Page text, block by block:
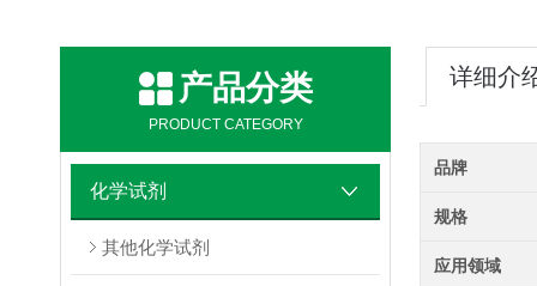
产品分类
PRODUCT CATEGORY
化学试剂
其他化学试剂
详细介
品牌
规格
应用领域